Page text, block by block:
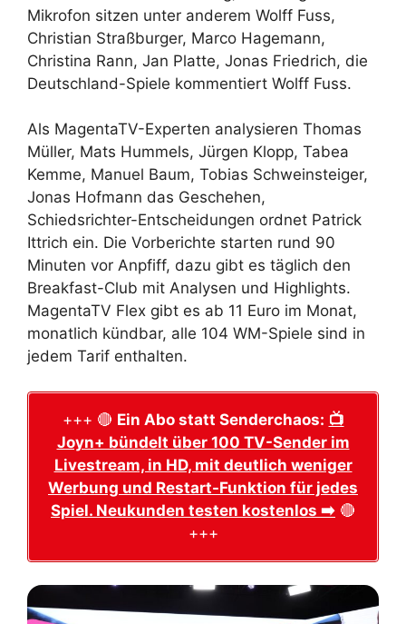
Mikrofon sitzen unter anderem Wolff Fuss,
Christian Straßburger, Marco Hagemann,
Christina Rann, Jan Platte, Jonas Friedrich, die
Deutschland-Spiele kommentiert Wolff Fuss.
Als MagentaTV-Experten analysieren Thomas
Müller, Mats Hummels, Jürgen Klopp, Tabea
Kemme, Manuel Baum, Tobias Schweinsteiger,
Jonas Hofmann das Geschehen,
Schiedsrichter-Entscheidungen ordnet Patrick
Ittrich ein. Die Vorberichte starten rund 90
Minuten vor Anpfiff, dazu gibt es täglich den
Breakfast-Club mit Analysen und Highlights.
MagentaTV Flex gibt es ab 11 Euro im Monat,
monatlich kündbar, alle 104 WM-Spiele sind in
jedem Tarif enthalten.
+++ 🔴 Ein Abo statt Senderchaos: 📺
Joyn+ bündelt über 100 TV-Sender im
Livestream, in HD, mit deutlich weniger
Werbung und Restart-Funktion für jedes
Spiel. Neukunden testen kostenlos ➡️ 🔴
+++